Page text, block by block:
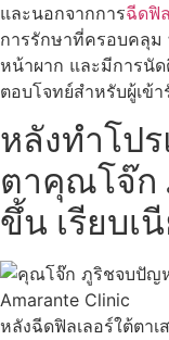
และนอกจากการฉีดฟิ
การรักษาที่ครอบคลุม
หน้าผาก และมีการนัด
ตอบโจทย์สำหรับผู้เข้า
หลังทำโป
ตาคุณโจ๊ก
ขึ้น เรียบเ
หลังฉีดฟิลเลอร์ใต้ตา